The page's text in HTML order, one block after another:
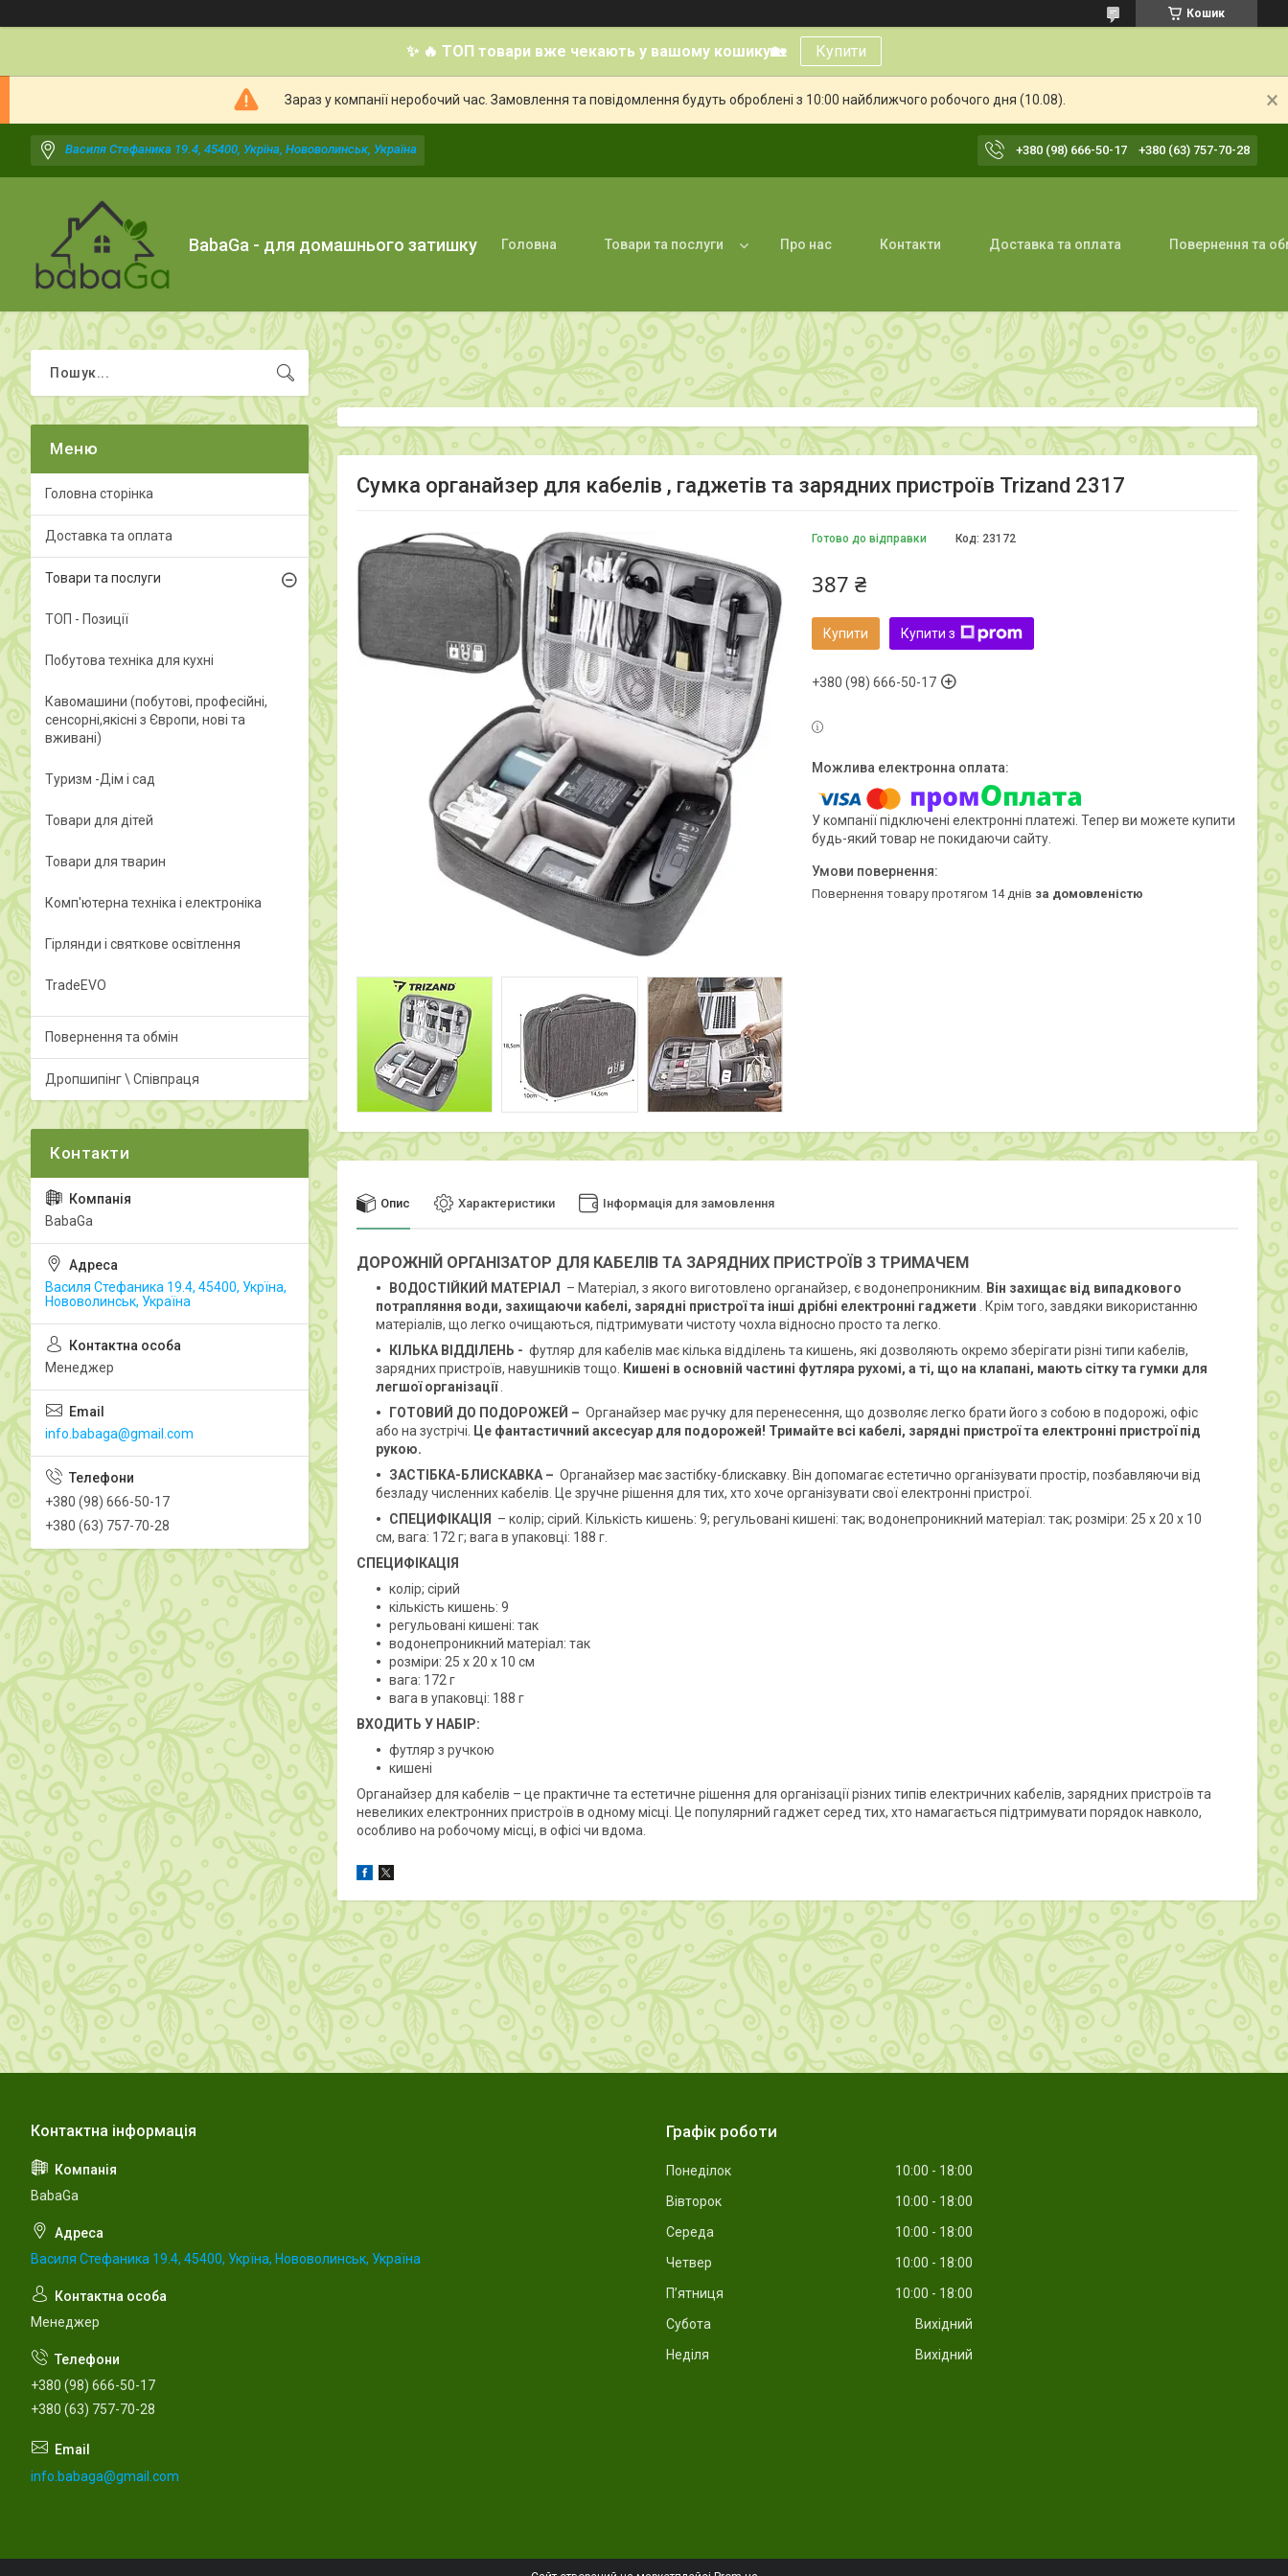
Кошик
✨ 🔥 ТОП товари вже чекають у вашому кошику🏡 Купити
Зараз у компанії неробочий час. Замовлення та повідомлення будуть оброблені з 10:00 найближчого робочого дня (10.08).
Василя Стефаника 19.4, 45400, Укрїна, Нововолинськ, Україна +380 (98) 666-50-17 +380 (63) 757-70-28
BabaGa - для домашнього затишку Головна Товари та послуги Про нас Контакти Доставка та оплата Повернення та
Сумка органайзер для кабелів , гаджетів та зарядних пристроїв Trizand 2317
Готово до відправки Код: 23172
387 ₴
Купити Купити з
+380 (98) 666-50-17
У компанії підключені електронні платежі. Тепер ви можете купити
будь-який товар не покидаючи сайту.
повернення товару протягом 14 днів за домовленістю
Опис Характеристики Інформація для замовлення
ДОРОЖНІЙ ОРГАНІЗАТОР ДЛЯ КАБЕЛІВ ТА ЗАРЯДНИХ ПРИСТРОЇВ З ТРИМАЧЕМ
ВОДОСТІЙКИЙ МАТЕРІАЛ – Матеріал, з якого виготовлено органайзер, є водонепроникним.
Він захищає від випадкового
потрапляння води, захищаючи кабелі, зарядні пристрої та інші дрібні електронні гаджети . Крім того, завдяки використанню
матеріалів, що легко очищаються, підтримувати чистоту чохла відносно просто та легко.
КІЛЬКА ВІДДІЛЕНЬ - футляр для кабелів має кілька відділень та кишень, які дозволяють окремо зберігати різні типи кабелів,
зарядних пристроїв, навушників тощо.
Кишені в основній частині футляра рухомі, а ті, що на клапані, мають сітку та гумки для
легшої організації.
ГОТОВИЙ ДО ПОДОРОЖЕЙ – Органайзер має ручку для перенесення, що дозволяє легко брати його з собою в подорожі, офіс
або на зустрічі.
Це фантастичний аксесуар для подорожей! Тримайте всі кабелі, зарядні пристрої та електронні пристрої під
рукою.
ЗАСТІБКА-БЛИСКАВКА – Органайзер має застібку-блискавку. Він допомагає естетично організувати простір, позбавляючи від
безладу численних кабелів. Це зручне рішення для тих, хто хоче організувати свої електронні пристрої.
СПЕЦИФІКАЦІЯ
– колір; сірий. Кількість кишень: 9; регульовані кишені: так; водонепроникний матеріал: так; розміри: 25 x 20 x 10
см, вага: 172 г; вага в упаковці: 188 г.
СПЕЦИФІКАЦІЯ
колір; сірий
кількість кишень: 9
регульовані кишені: так
водонепроникний матеріал: так
розміри: 25 x 20 x 10 см
вага: 172 г
вага в упаковці: 188 г
ВХОДИТЬ У НАБІР:
футляр з ручкою
кишені
Органайзер для кабелів – це практичне та естетичне рішення для організації різних типів електричних кабелів, зарядних пристроїв та
невеликих електронних пристроїв в одному місці. Це популярний гаджет серед тих, хто намагається підтримувати порядок навколо,
особливо на робочому місці, в офісі чи вдома.
Головна сторінка
Доставка та оплата
Товари та послуги
ТОП - Позиції
Побутова техніка для кухні
Кавомашини (побутові, професійні,
сенсорні,якісні з Європи, нові та
вживані)
Туризм -Дім і сад
Товари для дітей
Товари для тварин
Комп'ютерна техніка і електроніка
Гірлянди і святкове освітлення
TradeEVO
Повернення та обмін
Дропшипінг \ Співпраця
BabaGa
Василя Стефаника 19.4, 45400, Укрїна,
Нововолинськ, Україна
Менеджер
info.babaga@gmail.com
+380 (98) 666-50-17
+380 (63) 757-70-28
BabaGa
Василя Стефаника 19.4, 45400, Укрїна, Нововолинськ, Україна
Менеджер
+380 (98) 666-50-17
+380 (63) 757-70-28
info.babaga@gmail.com
Графік роботи
Понеділок 10:00
18:00
Вівторок
10:00
18:00
Середа
10:00
18:00
Четвер
10:00
18:00
Пʼятниця
10:00
18:00
Субота
Вихідний
Неділя
Вихідний